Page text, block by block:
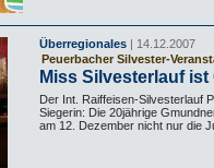
Überregionales | 14.12.2007
Peuerbacher Silvester-
Miss Silvesterlauf
Der Int. Raiffeisen-Silvesterlauf
Siegerin: Die 20jährige
am 12. Dezember nicht nur die